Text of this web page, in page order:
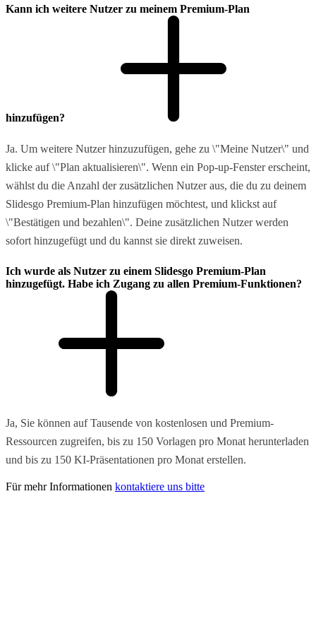
Kann ich weitere Nutzer zu meinem Premium-Plan
hinzufügen?
Ja. Um weitere Nutzer hinzuzufügen, gehe zu \"Meine Nutzer\" und
klicke auf \"Plan aktualisieren\". Wenn ein Pop-up-Fenster erscheint,
wählst du die Anzahl der zusätzlichen Nutzer aus, die du zu deinem
Slidesgo Premium-Plan hinzufügen möchtest, und klickst auf
\"Bestätigen und bezahlen\". Deine zusätzlichen Nutzer werden
sofort hinzugefügt und du kannst sie direkt zuweisen.
Ich wurde als Nutzer zu einem Slidesgo Premium-Plan
hinzugefügt. Habe ich Zugang zu allen Premium-Funktionen?
Ja, Sie können auf Tausende von kostenlosen und Premium-
Ressourcen zugreifen, bis zu 150 Vorlagen pro Monat herunterladen
und bis zu 150 KI-Präsentationen pro Monat erstellen.
Für mehr Informationen kontaktiere uns bitte